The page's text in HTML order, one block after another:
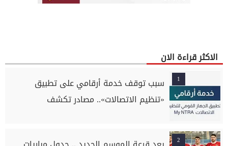
الاكثر قراءة الان
1
سبب توقف خدمة أرقامي على تطبيق
«تنظيم الاتصالات».. مصادر تكشف
2